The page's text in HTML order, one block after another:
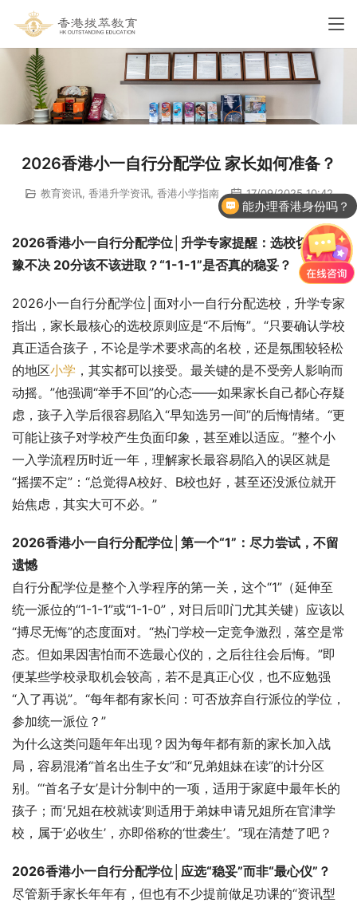
2026香港小一自行分配学位 家长如何准备？
教育资讯, 香港升学资讯, 香港小学指南 17/09/2025 10:42
2026香港小一自行分配学位│升学专家提醒：选校切忌犹
豫不决 20分该不该进取？“1-1-1”是否真的稳妥？
2026小一自行分配学位│面对小一自行分配选校，升学专家
指出，家长最核心的选校原则应是“不后悔”。“只要确认学校
真正适合孩子，不论是学术要求高的名校，还是氛围较轻松
的地区小学 ，其实都可以接受。最关键的是不受旁人影响而
动摇。”他强调“举手不回”的心态——如果家长自己都心存疑
虑，孩子入学后很容易陷入“早知选另一间”的后悔情绪。“更
可能让孩子对学校产生负面印象，甚至难以适应。”整个小
一入学流程历时近一年，理解家长最容易陷入的误区就是
“摇摆不定”：“总觉得A校好、B校也好，甚至还没派位就开
始焦虑，其实大可不必。”
2026香港小一自行分配学位│第一个“1”：尽力尝试，不留
遗憾
自行分配学位是整个入学程序的第一关，这个“1”（延伸至
统一派位的“1-1-1”或“1-1-0”，对日后叩门尤其关键）应该以
“搏尽无悔”的态度面对。“热门学校一定竞争激烈，落空是常
态。但如果因害怕而不选最心仪的，之后往往会后悔。”即
便某些学校录取机会较高，若不是真正心仪，也不应勉强
“入了再说”。“每年都有家长问：可否放弃自行派位的学位，
参加统一派位？”
为什么这类问题年年出现？因为每年都有新的家长加入战
局，容易混淆“首名出生子女”和“兄弟姐妹在读”的计分区
别。“‘首名子女’是计分制中的一项，适用于家庭中最年长的
孩子；而‘兄姐在校就读’则适用于弟妹申请兄姐所在官津学
校，属于‘必收生’，亦即俗称的‘世袭生’。”现在清楚了吧？
2026香港小一自行分配学位│应选“稳妥”而非“最心仪”？
尽管新手家长年年有，但也有不少提前做足功课的“资讯型
能办理香港身份吗？